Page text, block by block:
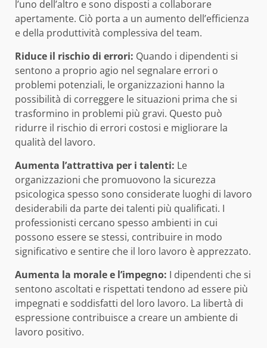
l’uno dell’altro e sono disposti a collaborare
apertamente. Ciò porta a un aumento dell’efficienza
e della produttività complessiva del team.
Riduce il rischio di errori: Quando i dipendenti si
sentono a proprio agio nel segnalare errori o
problemi potenziali, le organizzazioni hanno la
possibilità di correggere le situazioni prima che si
trasformino in problemi più gravi. Questo può
ridurre il rischio di errori costosi e migliorare la
qualità del lavoro.
Aumenta l’attrattiva per i talenti: Le
organizzazioni che promuovono la sicurezza
psicologica spesso sono considerate luoghi di lavoro
desiderabili da parte dei talenti più qualificati. I
professionisti cercano spesso ambienti in cui
possono essere se stessi, contribuire in modo
significativo e sentire che il loro lavoro è apprezzato.
Aumenta la morale e l’impegno: I dipendenti che si
sentono ascoltati e rispettati tendono ad essere più
impegnati e soddisfatti del loro lavoro. La libertà di
espressione contribuisce a creare un ambiente di
lavoro positivo.